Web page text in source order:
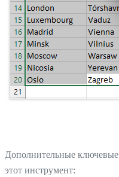
Дополнительные
этот инструмент: